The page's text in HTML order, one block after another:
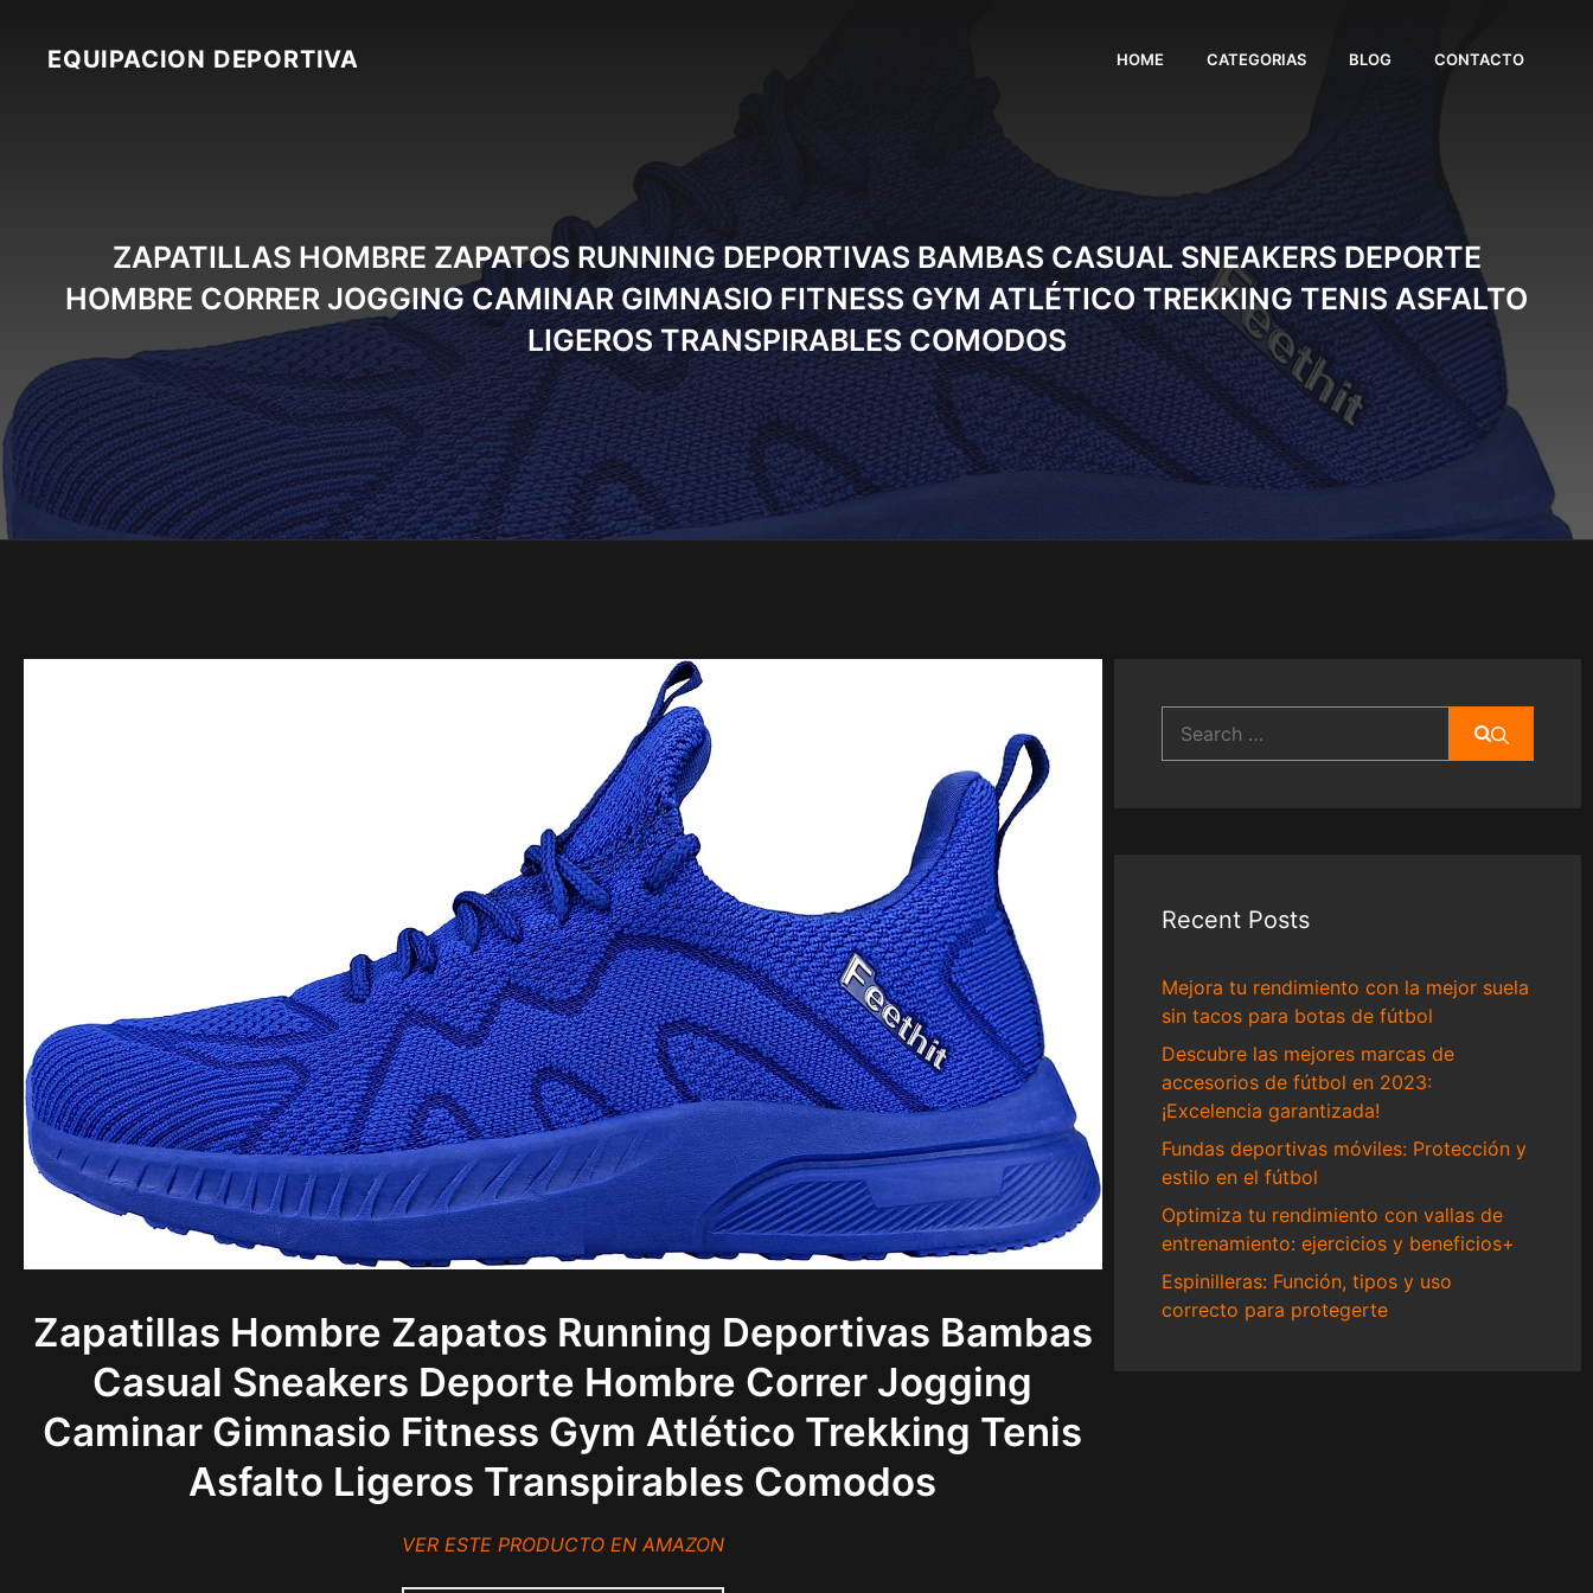
contentEQUIPACION DEPORTIVA HOME CATEGORIAS BLOG CONTACTO
ZAPATILLAS HOMBRE ZAPATOS RUNNING DEPORTIVAS BAMBAS CASUAL SNEAKERS DEPORTE
HOMBRE CORRER JOGGING CAMINAR GIMNASIO FITNESS GYM ATLÉTICO TREKKING TENIS ASFALTO
LIGEROS TRANSPIRABLES COMODOS
Zapatillas Hombre Zapatos Running Deportivas Bambas
Casual Sneakers Deporte Hombre Correr Jogging
Caminar Gimnasio Fitness Gym Atlético Trekking Tenis
Asfalto Ligeros Transpirables Comodos
VER ESTE PRODUCTO EN AMAZON
for:
Recent Posts
Mejora tu rendimiento con la mejor suela
sin tacos para botas de fútbol
Descubre las mejores marcas de
accesorios de fútbol en 2023:
¡Excelencia garantizada!
Fundas deportivas móviles: Protección y
estilo en el fútbol
Optimiza tu rendimiento con vallas de
entrenamiento: ejercicios y beneficios+
Espinilleras: Función, tipos y uso
correcto para protegerte